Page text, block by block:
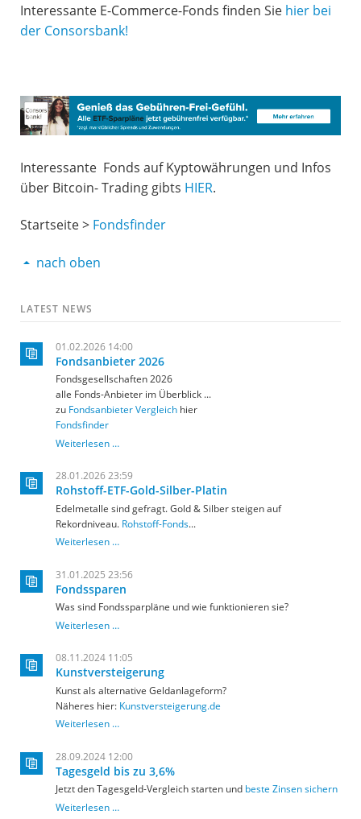
Interessante E-Commerce-Fonds finden Sie hier bei
der Consorsbank!
Interessante Fonds auf Kyptowährungen und Infos
über Bitcoin- Trading gibts HIER.
Startseite > Fondsfinder
nach oben
LATEST NEWS
01.02.2026 14:00
Fondsanbieter 2026
Fondsgesellschaften 2026
alle Fonds-Anbieter im Überblick ...
zu Fondsanbieter Vergleich hier
Fondsfinder
Weiterlesen …Fondsanbieter
28.01.2026 23:59
Rohstoff-ETF-Gold-Silber-Platin
Edelmetalle sind gefragt. Gold & Silber steigen auf
Rekordniveau. Rohstoff-Fonds...
Weiterlesen …Rohstoff-
Gold-
Silber-
Platin
31.01.2025 23:56
Fondssparen
Was sind Fondssparpläne und wie funktionieren sie?
Weiterlesen …Fondssparen
08.11.2024 11:05
Kunstversteigerung
Kunst als alternative Geldanlageform?
Näheres hier: Kunstversteigerung.de
Weiterlesen …
28.09.2024 12:00
Tagesgeld bis zu 3,6%
Jetzt den Tagesgeld-Vergleich starten und beste Zinsen sichern
Weiterlesen …